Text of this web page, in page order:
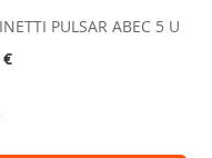
PULSAR ABEC 5 U
€